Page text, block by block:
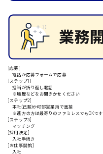
安芸郡
山口県
日給10000円以上
[応募]
電話か応募フォームで応募
[ステップ1]
担当が折り返し電話
※職歴などをお聞きかせください
[ステップ2]
本社(己斐)か可部営業所で面接
※遠方の方は最寄りのファミレスでもOKです
[ステップ3]
マッチング
[採用決定]
入社手続き
[お仕事開始]
入社